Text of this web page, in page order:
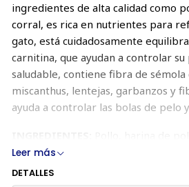
ingredientes de alta calidad como
corral, es rica en nutrientes para
gato, está cuidadosamente
carnitina, que ayudan a controlar
saludable, contiene fibra de sémola
miscanthus, lentejas, garbanzos y
ayuda a controlar las bolas de pelo
avena integral, guisantes enteros,
miscanthus molida, pavo, lentejas
Leer más
DETALLES